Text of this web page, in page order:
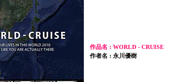
作品名 : WORLD - CRUISE
作者名 : 永川優樹